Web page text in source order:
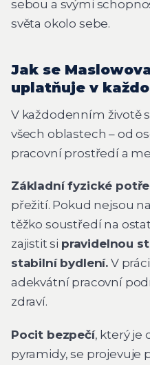
sebou a svými
světa okolo sebe.
Jak se
uplatňuje v
V každodenním životě
všech oblastech – od
pracovní prostředí a
Základní fyzické
přežití. Pokud nejsou
těžko soustředí na
zajistit si pravidelnou
stabilní bydlení. V
adekvátní pracovní
zdraví.
Pocit bezpečí, který je
pyramidy, se projevuje